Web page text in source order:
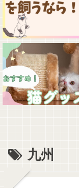
九州